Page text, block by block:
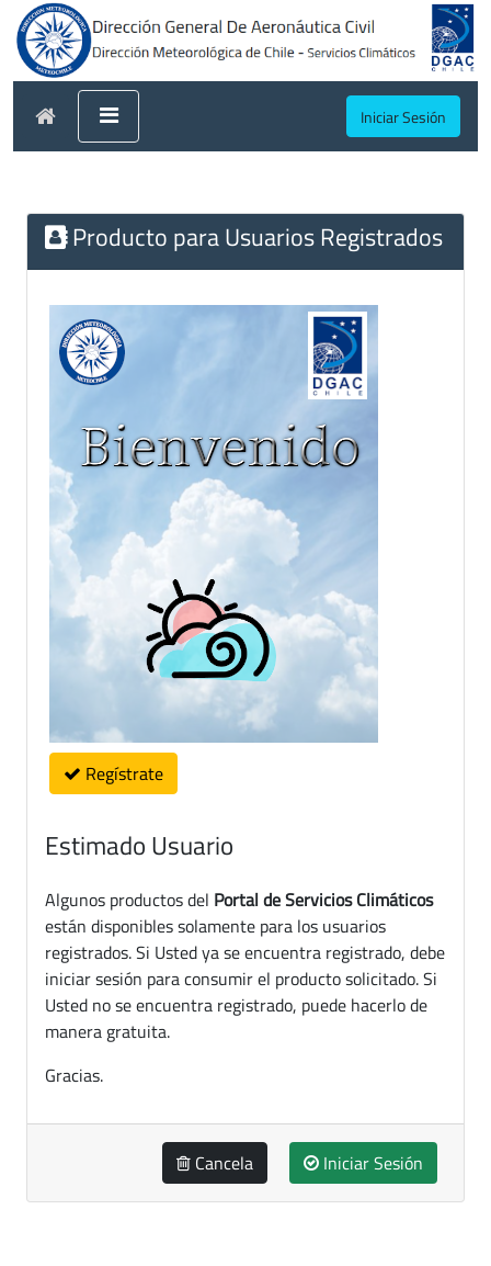
Iniciar Sesión
Producto para Usuarios Registrados
Regístrate
Estimado Usuario
Algunos productos del Portal de Servicios Climáticos
están disponibles solamente para los usuarios
registrados. Si Usted ya se encuentra registrado, debe
iniciar sesión para consumir el producto solicitado. Si
Usted no se encuentra registrado, puede hacerlo de
manera gratuita.
Gracias.
Cancela Iniciar Sesión